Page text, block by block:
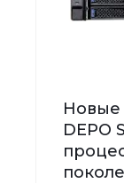
Новые
DEPO